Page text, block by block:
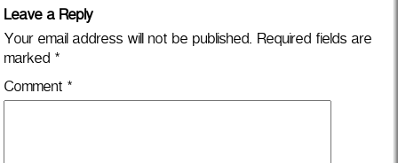
Leave a Reply
Your email address will not be published. Required fields are
marked *
Comment *